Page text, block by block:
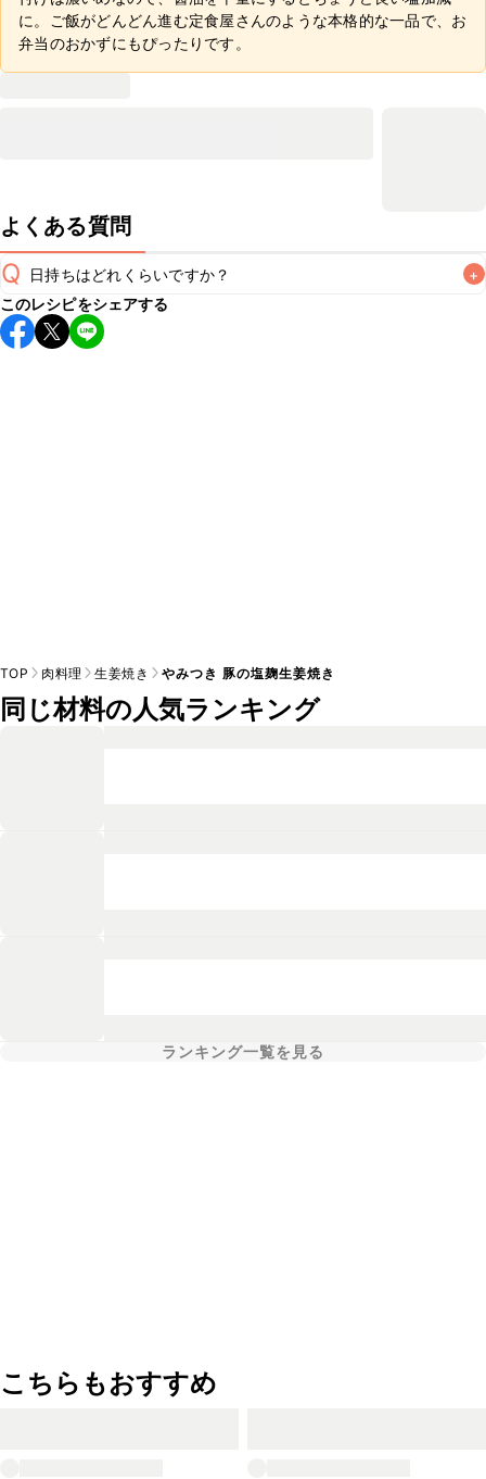
に。ご飯がどんどん進む定食屋さんのような本格的な一品で、お
弁当のおかずにもぴったりです。
よくある質問
Q 日持ちはどれくらいですか？ +
保存期間は冷蔵で翌日中が目安です。なるべくお早めにお召
し上がりください。
このレシピをシェアする
TOP 肉料理 生姜焼き やみつき 豚の塩麹生姜焼き
同じ材料の人気ランキング
ランキング一覧を見る
こちらもおすすめ